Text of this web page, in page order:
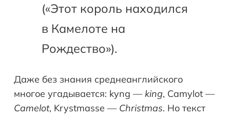
(«Этот король находился
в Камелоте на
Рождество»).
Даже без знания среднеанглийского
многое угадывается: kyng — king, Camylot —
Camelot, Krystmasse — Christmas. Но текст